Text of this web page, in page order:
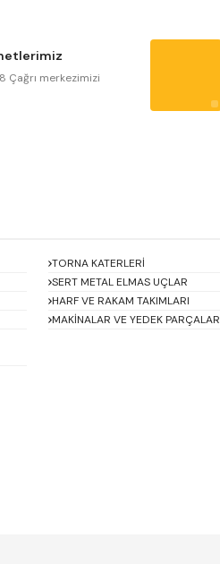
daha pahalı.
olmalı.
Çağrı merkezimizi
TORNA KATERLERİ
SERT METAL ELMAS UÇLAR
HARF VE RAKAM TAKIMLARI
MAKİNALAR VE YEDEK PARÇALAR